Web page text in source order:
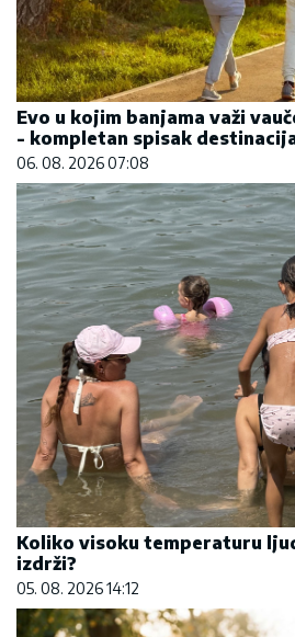
Evo u kojim banjama važi
- kompletan spisak
06. 08. 2026 07:08
Koliko visoku temperaturu
izdrži?
05. 08. 2026 14:12